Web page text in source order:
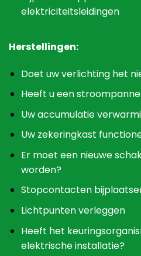
elektriciteitsleidingen
Herstellingen:
Doet uw verlichting het
Heeft u een
Uw accumulatie
Uw zekeringkast
Er moet een nieuwe
worden?
Stopcontacten
Lichtpunten verleggen
Heeft het
elektrische installatie?